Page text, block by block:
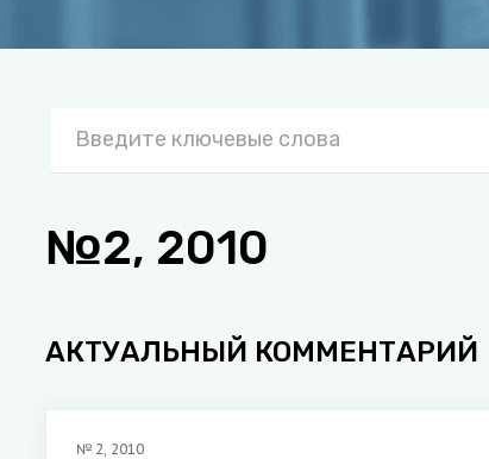
№2, 2010
АКТУАЛЬНЫЙ КОММЕНТАРИЙ
№ 2, 2010